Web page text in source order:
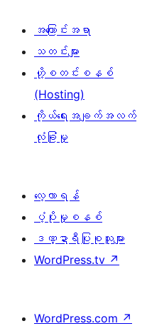
အကြောင်းအရာ
သတင်းများ
ဟို့စတင်းစနစ်
(Hosting)
ကိုယ်ရေးအချက်အလက်
လုံခြုံမှု
လေ့လာရန်
ပံ့ပိုးမှုစနစ်
ဒဏ္ဍာရီပြုစုသူများ
WordPress.tv ↗
WordPress.com ↗